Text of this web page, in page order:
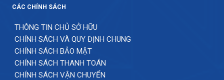
CÁC CHÍNH SÁCH
THÔNG TIN CHỦ SỞ HỮU
CHÍNH SÁCH VÀ QUY ĐỊNH CHUNG
CHÍNH SÁCH BẢO MẬT
CHÍNH SÁCH THANH TOÁN
CHÍNH SÁCH VẬN CHUYỂN